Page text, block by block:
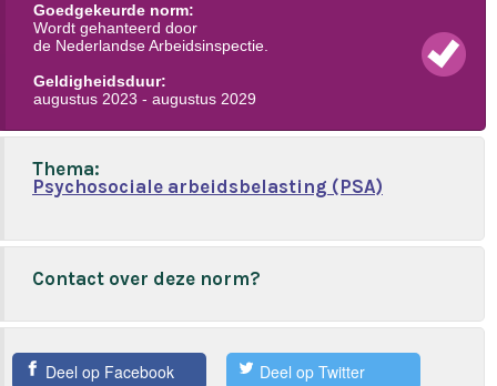
Goedgekeurde norm:
Wordt gehanteerd door
de Nederlandse Arbeidsinspectie.
Geldigheidsduur:
augustus 2023 - augustus 2029
Thema:
Psychosociale arbeidsbelasting (PSA)
Contact over deze norm?
Deel op Facebook Deel op Twitter